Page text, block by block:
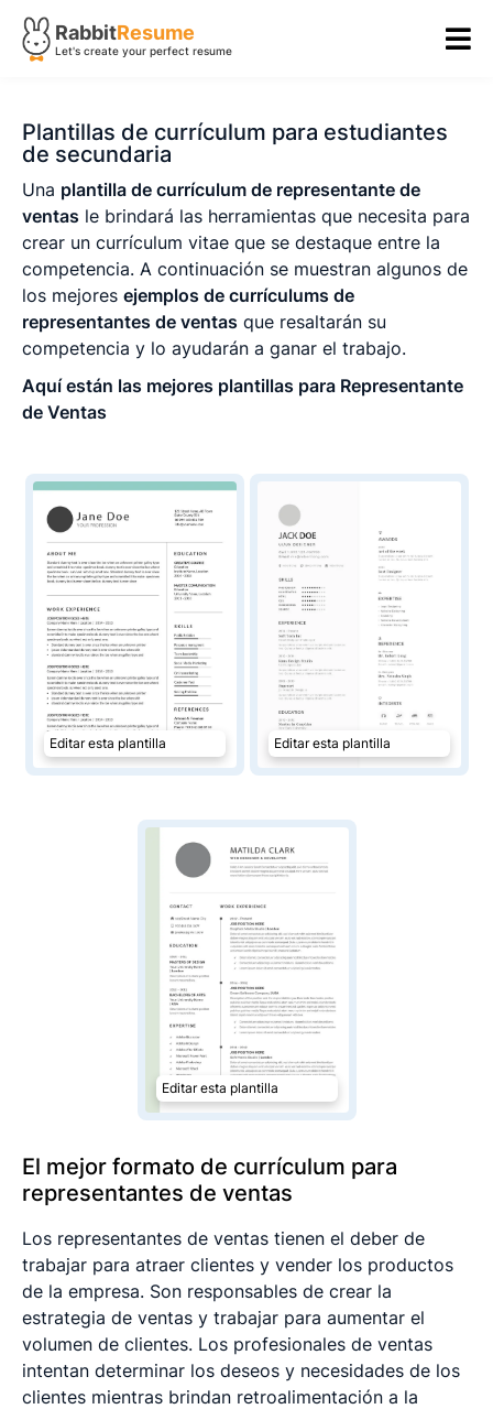
RabbitResume
Let's create your perfect resume
Plantillas de currículum para estudiantes
de secundaria
Una plantilla de currículum de representante de
ventas le brindará las herramientas que necesita para
crear un currículum vitae que se destaque entre la
competencia. A continuación se muestran algunos de
los mejores ejemplos de currículums de
representantes de ventas que resaltarán su
competencia y lo ayudarán a ganar el trabajo.
Aquí están las mejores plantillas para Representante
de Ventas
Editar esta plantilla Editar esta plantilla
Editar esta plantilla
El mejor formato de currículum para
representantes de ventas
Los representantes de ventas tienen el deber de
trabajar para atraer clientes y vender los productos
de la empresa. Son responsables de crear la
estrategia de ventas y trabajar para aumentar el
volumen de clientes. Los profesionales de ventas
intentan determinar los deseos y necesidades de los
clientes mientras brindan retroalimentación a la